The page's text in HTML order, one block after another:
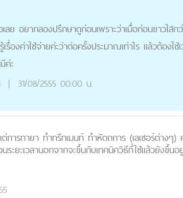
ย อยากลองปรึกษาดูก่อนเพราะว่าเมื่อก่อนขาวใส
องค่าใช้จ่ายค่ะว่าต่อครั้งประมาณเท่าไร แล้วต้องใช้เ
ค่ะ
| 31/08/2555 00:00 น.
การทายา ทำทรีทเมนท์ ทำหัตถการ (เลเซอร์ต่าง
ระยะเวลานอกจากจะขึ้นกับเทคนิควิธีที่ใช้แล้วยังขึ้